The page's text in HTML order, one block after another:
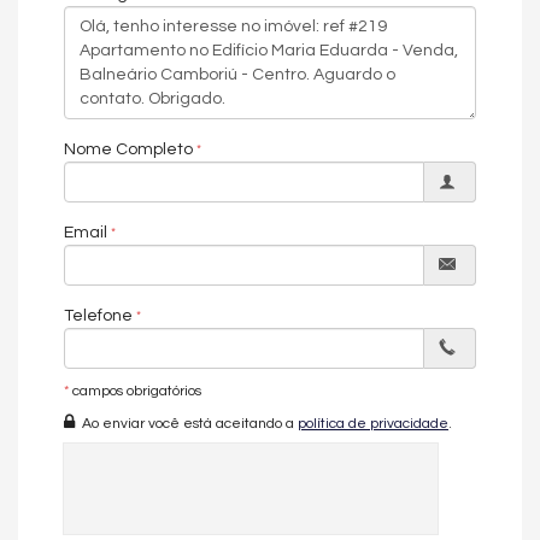
Imóvel disponível para visitação.
Entre em contato conosco e conheça esse empreendimento.
Galeria de imagens pode conter representações ilustrativas do
imóvel.
04 Suítes
Lavabo
Cozinha
Área de Serviço
Banheiro de Serviço
Nome Completo
Email
Telefone
* campos obrigatórios
Ao enviar você está aceitando a política de privacidade